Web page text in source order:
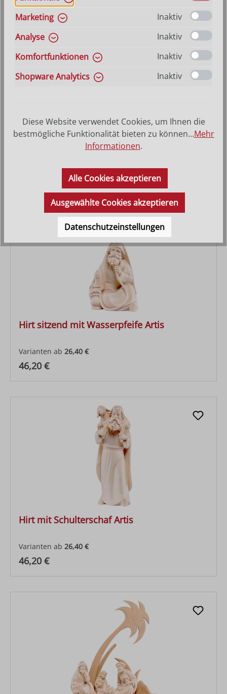
Greis mit Krug Artis
Regulärer Preis:
Hirt sitzend mit Wasserpfeife Artis
Varianten ab 26,40 €
Regulärer Preis:
46,20 €
Hirt mit Schulterschaf Artis
Varianten ab 26,40 €
Regulärer Preis:
46,20 €
Marketing
Inaktiv
Analyse
Inaktiv
Komfortfunktionen
Inaktiv
Shopware Analytics
Inaktiv
Diese Website verwendet Cookies, um Ihnen die
bestmögliche Funktionalität bieten zu können...Mehr
Informationen.
Alle Cookies akzeptieren
Ausgewählte Cookies akzeptieren
Datenschutzeinstellungen